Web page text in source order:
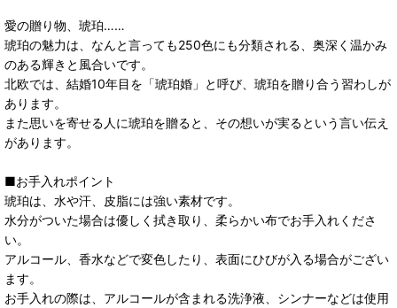
愛の贈り物、琥珀……
琥珀の魅力は、なんと言っても250色にも分類される、奥深く温かみ
のある輝きと風合いです。
北欧では、結婚10年目を「琥珀婚」と呼び、琥珀を贈り合う習わしが
あります。
また思いを寄せる人に琥珀を贈ると、その想いが実るという言い伝え
があります。
■お手入れポイント
琥珀は、水や汗、皮脂には強い素材です。
水分がついた場合は優しく拭き取り、柔らかい布でお手入れくださ
い。
アルコール、香水などで変色したり、表面にひびが入る場合がござい
ます。
お手入れの際は、アルコールが含まれる洗浄液、シンナーなどは使用